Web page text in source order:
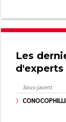
Les
Sous-jacent